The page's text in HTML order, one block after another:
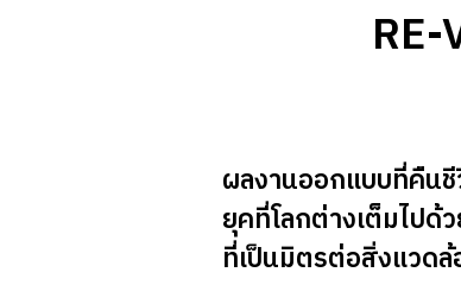
ผลงานออกแบบที่คืนชี
ยุคที่โลกต่างเต็มไปด้
ที่เป็นมิตรต่อสิ่งแวด